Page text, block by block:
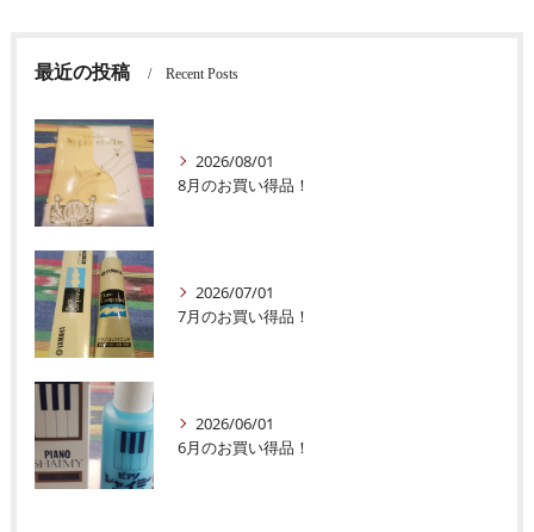
最近の投稿 Recent Posts
2026/08/01
8月のお買い得品！
2026/07/01
7月のお買い得品！
2026/06/01
6月のお買い得品！